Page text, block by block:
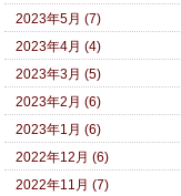
2023年5月 (7)
2023年4月 (4)
2023年3月 (5)
2023年2月 (6)
2023年1月 (6)
2022年12月 (6)
2022年11月 (7)